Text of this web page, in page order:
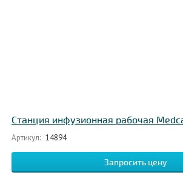
Станция инфузионная рабочая
Артикул: 14894
Запросить цену